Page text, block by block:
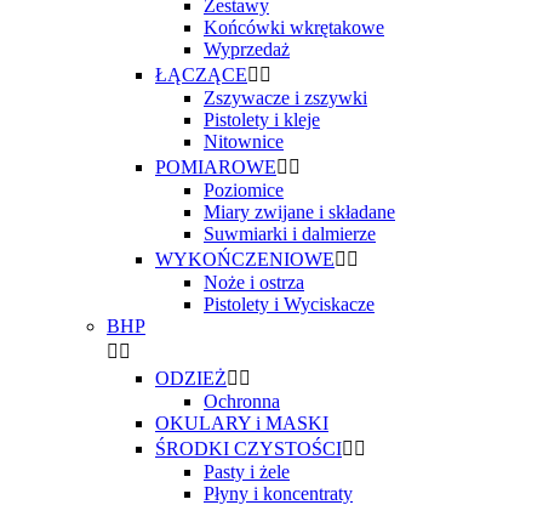
Zestawy
Końcówki wkrętakowe
Wyprzedaż
ŁĄCZĄCE 
Zszywacze i zszywki
Pistolety i kleje
Nitownice
POMIAROWE 
Poziomice
Miary zwijane i składane
Suwmiarki i dalmierze
WYKOŃCZENIOWE 
Noże i ostrza
Pistolety i Wyciskacze
BHP
 
ODZIEŻ 
Ochronna
OKULARY i MASKI
ŚRODKI CZYSTOŚCI 
Pasty i żele
Płyny i koncentraty